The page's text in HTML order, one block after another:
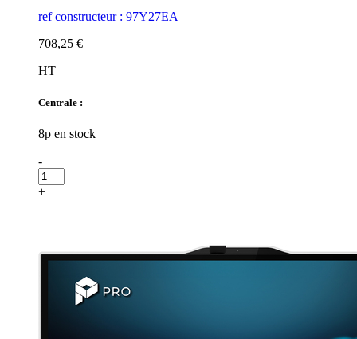
ref constructeur : 97Y27EA
708,25 €
HT
Centrale :
8p en stock
-
+